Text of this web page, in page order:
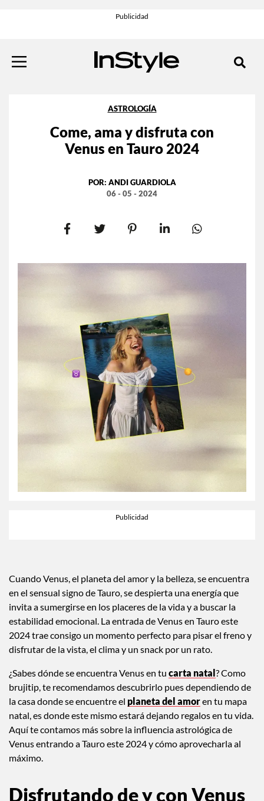
ASTROLOGÍA
Come, ama y disfruta con
Venus en Tauro 2024
POR: ANDI GUARDIOLA
06 - 05 - 2024
Cuando Venus, el planeta del amor y la belleza, se encuentra
en el sensual signo de Tauro, se despierta una energía que
invita a sumergirse en los placeres de la vida y a buscar la
estabilidad emocional. La entrada de Venus en Tauro este
2024 trae consigo un momento perfecto para pisar el freno y
disfrutar de la vista, el clima y un snack por un rato.
¿Sabes dónde se encuentra Venus en tu carta natal? Como
brujitip, te recomendamos descubrirlo pues dependiendo de
la casa donde se encuentre el planeta del amoren tu mapa
natal, es donde este mismo estará dejando regalos en tu vida.
Aquí te contamos más sobre la influencia astrológica de
Venus entrando a Tauro este 2024 y cómo aprovecharla al
máximo.
Disfrutando de y con Venus